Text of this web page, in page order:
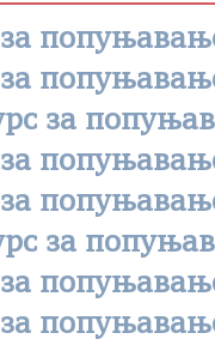
за
за
за
за
за
за
за
за